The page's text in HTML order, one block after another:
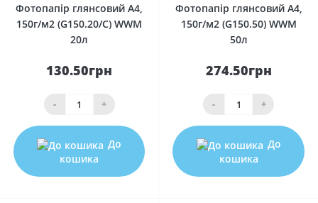
Фотопапір глянсовий A4,
150г/м2 (G150.20/C) WWM
20л
130.50грн
- +
До
кошика
Фотопапір глянсовий A4,
150г/м2 (G150.50) WWM
50л
274.50грн
- +
До
кошика